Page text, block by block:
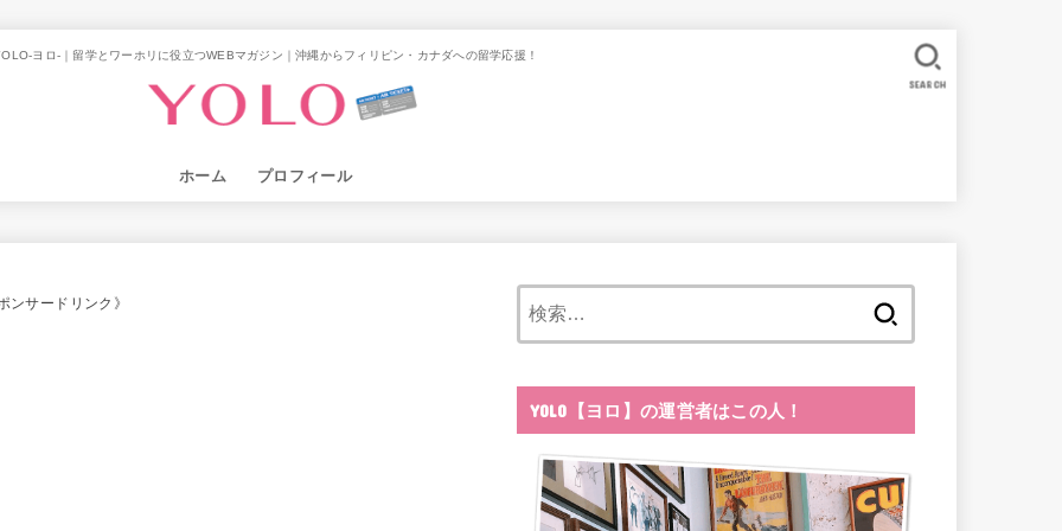
ヨロ-｜留学とワーホリに役立つWEBマガジン｜沖縄からフィリピン・カナダへの留学応援！
ホーム プロフィール
SEARCH
ンサードリンク》
YOLO【ヨロ】の運営者はこの人！